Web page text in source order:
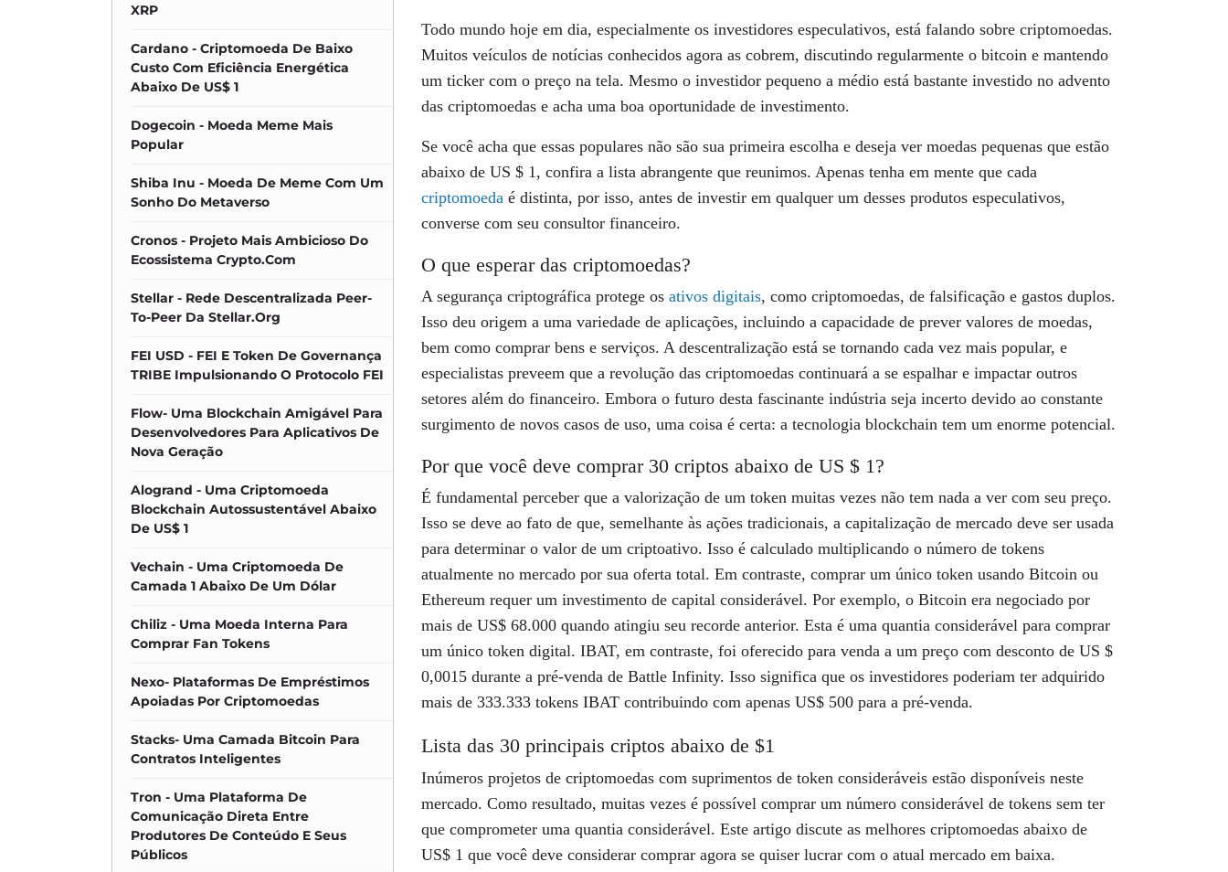
XRP
Cardano - Criptomoeda De Baixo
Custo Com Eficiência Energética
Abaixo De US$ 1
Dogecoin - Moeda Meme Mais
Popular
Shiba Inu - Moeda De Meme Com Um
Sonho Do Metaverso
Cronos - Projeto Mais Ambicioso Do
Ecossistema Crypto.com
Stellar - Rede Descentralizada Peer-
To-Peer Da Stellar.org
FEI USD - FEI E Token De Governança
TRIBE Impulsionando O Protocolo FEI
Flow- Uma Blockchain Amigável Para
Desenvolvedores Para Aplicativos De
Nova Geração
Alogrand - Uma Criptomoeda
Blockchain Autossustentável Abaixo
De US$ 1
Vechain - Uma Criptomoeda De
Camada 1 Abaixo De Um Dólar
Chiliz - Uma Moeda Interna Para
Comprar Fan Tokens
Nexo- Plataformas De Empréstimos
Apoiadas Por Criptomoedas
Stacks- Uma Camada Bitcoin Para
Contratos Inteligentes
Tron - Uma Plataforma De
Comunicação Direta Entre
Produtores De Conteúdo E Seus
Públicos
Todo mundo hoje em dia, especialmente os investidores especulativos, está falando sobre criptomoedas.
Muitos veículos de notícias conhecidos agora as cobrem, discutindo regularmente o bitcoin e mantendo
um ticker com o preço na tela. Mesmo o investidor pequeno a médio está bastante investido no advento
das criptomoedas e acha uma boa oportunidade de investimento.
Se você acha que essas populares não são sua primeira escolha e deseja ver moedas pequenas que estão
abaixo de US $ 1, confira a lista abrangente que reunimos. Apenas tenha em mente que cada
criptomoeda é distinta, por isso, antes de investir em qualquer um desses produtos especulativos,
converse com seu consultor financeiro.
O que esperar das criptomoedas?
A segurança criptográfica protege os ativos digitais, como criptomoedas, de falsificação e gastos duplos.
Isso deu origem a uma variedade de aplicações, incluindo a capacidade de prever valores de moedas,
bem como comprar bens e serviços. A descentralização está se tornando cada vez mais popular, e
especialistas preveem que a revolução das criptomoedas continuará a se espalhar e impactar outros
setores além do financeiro. Embora o futuro desta fascinante indústria seja incerto devido ao constante
surgimento de novos casos de uso, uma coisa é certa: a tecnologia blockchain tem um enorme potencial.
Por que você deve comprar 30 criptos abaixo de US $ 1?
É fundamental perceber que a valorização de um token muitas vezes não tem nada a ver com seu preço.
Isso se deve ao fato de que, semelhante às ações tradicionais, a capitalização de mercado deve ser usada
para determinar o valor de um criptoativo. Isso é calculado multiplicando o número de tokens
atualmente no mercado por sua oferta total. Em contraste, comprar um único token usando Bitcoin ou
Ethereum requer um investimento de capital considerável. Por exemplo, o Bitcoin era negociado por
mais de US$ 68.000 quando atingiu seu recorde anterior. Esta é uma quantia considerável para comprar
um único token digital. IBAT, em contraste, foi oferecido para venda a um preço com desconto de US $
0,0015 durante a pré-venda de Battle Infinity. Isso significa que os investidores poderiam ter adquirido
mais de 333.333 tokens IBAT contribuindo com apenas US$ 500 para a pré-venda.
Lista das 30 principais criptos abaixo de $1
Inúmeros projetos de criptomoedas com suprimentos de token consideráveis estão disponíveis neste
mercado. Como resultado, muitas vezes é possível comprar um número considerável de tokens sem ter
que comprometer uma quantia considerável. Este artigo discute as melhores criptomoedas abaixo de
US$ 1 que você deve considerar comprar agora se quiser lucrar com o atual mercado em baixa.